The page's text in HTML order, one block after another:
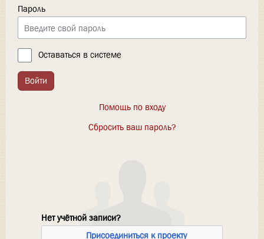
Пароль
Оставаться в системе
Войти
Помощь по входу
Сбросить ваш пароль?
Нет учётной записи?
Присоединиться к проекту